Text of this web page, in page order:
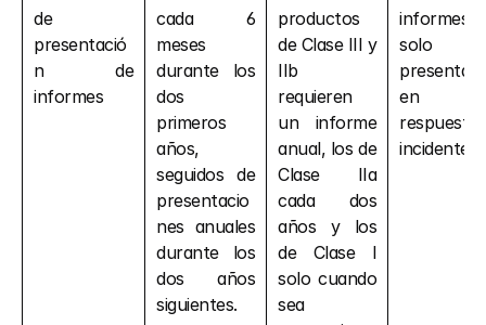
de
presentació
n de
informes
cada 6
meses
durante los
dos
primeros
años,
seguidos de
presentacio
nes anuales
durante los
dos años
siguientes.
productos
de Clase III y
IIb
requieren
un informe
anual, los de
Clase IIa
cada dos
años y los
de Clase I
solo cuando
sea
informes
solo
presentan
en
respuesta
incidentes.